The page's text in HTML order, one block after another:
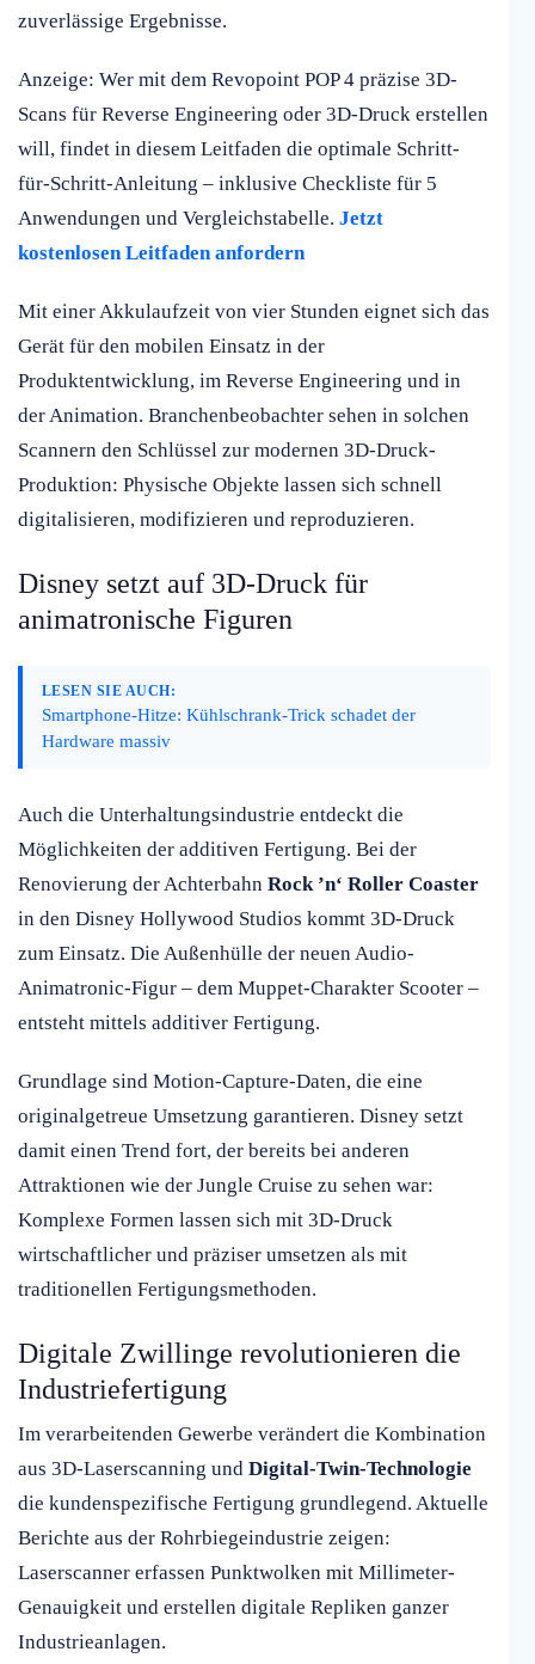
zuverlässige Ergebnisse.
Anzeige: Wer mit dem Revopoint POP 4 präzise 3D-
Scans für Reverse Engineering oder 3D-Druck erstellen
will, findet in diesem Leitfaden die optimale Schritt-
für-Schritt-Anleitung – inklusive Checkliste für 5
Anwendungen und Vergleichstabelle. Jetzt
kostenlosen Leitfaden anfordern
Mit einer Akkulaufzeit von vier Stunden eignet sich das
Gerät für den mobilen Einsatz in der
Produktentwicklung, im Reverse Engineering und in
der Animation. Branchenbeobachter sehen in solchen
Scannern den Schlüssel zur modernen 3D-Druck-
Produktion: Physische Objekte lassen sich schnell
digitalisieren, modifizieren und reproduzieren.
Disney setzt auf 3D-Druck für
animatronische Figuren
LESEN SIE AUCH:
Smartphone-Hitze: Kühlschrank-Trick schadet der
Hardware massiv
Auch die Unterhaltungsindustrie entdeckt die
Möglichkeiten der additiven Fertigung. Bei der
Renovierung der Achterbahn Rock ’n‘ Roller Coaster
in den Disney Hollywood Studios kommt 3D-Druck
zum Einsatz. Die Außenhülle der neuen Audio-
Animatronic-Figur – dem Muppet-Charakter Scooter –
entsteht mittels additiver Fertigung.
Grundlage sind Motion-Capture-Daten, die eine
originalgetreue Umsetzung garantieren. Disney setzt
damit einen Trend fort, der bereits bei anderen
Attraktionen wie der Jungle Cruise zu sehen war:
Komplexe Formen lassen sich mit 3D-Druck
wirtschaftlicher und präziser umsetzen als mit
traditionellen Fertigungsmethoden.
Digitale Zwillinge revolutionieren die
Industriefertigung
Im verarbeitenden Gewerbe verändert die Kombination
aus 3D-Laserscanning und Digital-Twin-Technologie
die kundenspezifische Fertigung grundlegend. Aktuelle
Berichte aus der Rohrbiegeindustrie zeigen:
Laserscanner erfassen Punktwolken mit Millimeter-
Genauigkeit und erstellen digitale Repliken ganzer
Industrieanlagen.